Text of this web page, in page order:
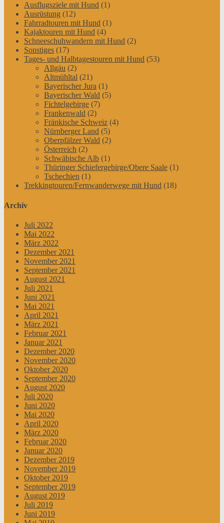
Ausflugsziele mit Hund (1)
Ausrüstung (12)
Fahrradtouren mit Hund (1)
Kajaktouren mit Hund (4)
Schneeschuhwandern mit Hund (2)
Sonstiges (17)
Tages- und Halbtagestouren mit Hund (53)
Allgäu (2)
Altmühltal (21)
Bayerischer Jura (1)
Bayerischer Wald (5)
Fichtelgebirge (7)
Frankenwald (2)
Fränkische Schweiz (4)
Nürnberger Land (5)
Oberpfälzer Wald (2)
Österreich (2)
Schwäbische Alb (1)
Thüringer Schiefergebirge/Obere Saale (1)
Tschechien (1)
Trekkingtouren/Fernwanderwege mit Hund (18)
Archiv
Juli 2022
Mai 2022
März 2022
Dezember 2021
November 2021
September 2021
August 2021
Juli 2021
Juni 2021
Mai 2021
April 2021
März 2021
Februar 2021
Januar 2021
Dezember 2020
November 2020
Oktober 2020
September 2020
August 2020
Juli 2020
Juni 2020
Mai 2020
April 2020
März 2020
Februar 2020
Januar 2020
Dezember 2019
November 2019
Oktober 2019
September 2019
August 2019
Juli 2019
Juni 2019